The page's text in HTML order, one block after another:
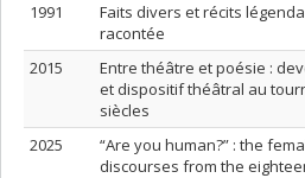
1991
Faits divers et récits
racontée
2015
Entre théâtre et poésie :
et dispositif théâtral au
siècles
2025
“Are you human?” : the
discourses from the